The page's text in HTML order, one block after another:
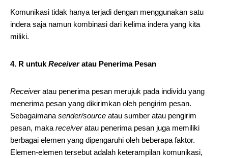
Komunikasi tidak hanya terjadi dengan menggunakan satu
indera saja namun kombinasi dari kelima indera yang kita
miliki.
4. R untuk Receiveratau Penerima Pesan
Receiveratau penerima pesan merujuk pada individu yang
menerima pesan yang dikirimkan oleh pengirim pesan.
Sebagaimana sender/source atau sumber atau pengirim
pesan, maka receiveratau penerima pesan juga memiliki
berbagai elemen yang dipengaruhi oleh beberapa faktor.
Elemen-elemen tersebut adalah keterampilan komunikasi,